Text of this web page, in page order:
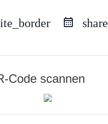
share
Code scannen